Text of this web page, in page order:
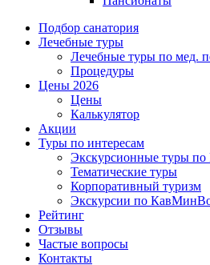
Подбор санатория
Лечебные туры
Лечебные туры по мед.
Процедуры
Цены 2026
Цены
Калькулятор
Акции
Туры по интересам
Экскурсионные туры по
Тематические туры
Корпоративный туризм
Экскурсии по
Рейтинг
Отзывы
Частые вопросы
Контакты